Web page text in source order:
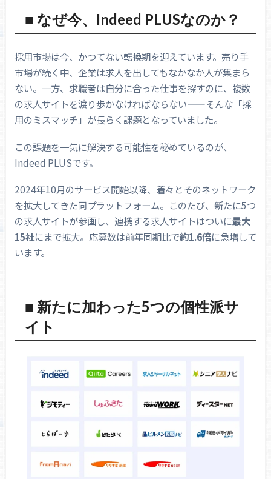
■ なぜ今、Indeed PLUSなのか？
採用市場は今、かつてない転換期を迎えています。売り手
市場が続く中、企業は求人を出してもなかなか人が集まら
ない。一方、求職者は自分に合った仕事を探すのに、複数
の求人サイトを渡り歩かなければならない——そんな「採
用のミスマッチ」が長らく課題となっていました。
この課題を一気に解決する可能性を秘めているのが、
Indeed PLUSです。
2024年10月のサービス開始以降、着々とそのネットワーク
を拡大してきた同プラットフォーム。このたび、新たに5つ
の求人サイトが参画し、連携する求人サイトはついに最大
15社にまで拡大。応募数は前年同期比で約1.6倍に急増して
います。
■ 新たに加わった5つの個性派サ
イト